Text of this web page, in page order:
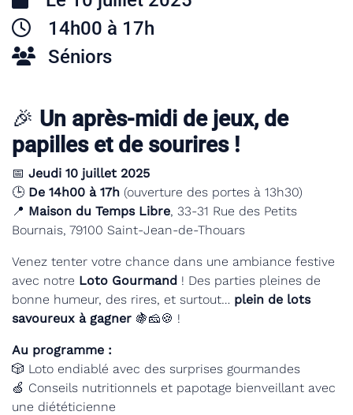
14h00 à 17h
Séniors
🎉 Un après-midi de jeux, de
papilles et de sourires !
📅 Jeudi 10 juillet 2025
🕒 De 14h00 à 17h (ouverture des portes à 13h30)
📍 Maison du Temps Libre, 33-31 Rue des Petits
Bournais, 79100 Saint-Jean-de-Thouars
Venez tenter votre chance dans une ambiance festive
avec notre Loto Gourmand ! Des parties pleines de
bonne humeur, des rires, et surtout… plein de lots
savoureux à gagner 🍇🧀🍪 !
Au programme :
🎲 Loto endiablé avec des surprises gourmandes
🍏 Conseils nutritionnels et papotage bienveillant avec
une diététicienne